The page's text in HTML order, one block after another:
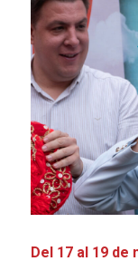
Del 17 al 19 de